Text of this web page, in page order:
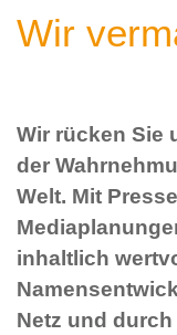
Wir
Wir rücken Sie
der
Welt. Mit
inhaltlich
Netz und